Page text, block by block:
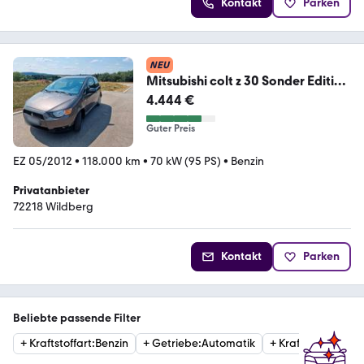
NEU
Mitsubishi colt z 30 Sonder Edition
35 Jahre
4.444 €
Guter Preis
EZ 05/2012 • 118.000 km • 70 kW (95 PS) • Benzin
Privatanbieter
72218 Wildberg
Kontakt Parken
Beliebte passende Filter
+ Kraftstoffart:Benzin +Getriebe:Automatik + Kraftstoffart